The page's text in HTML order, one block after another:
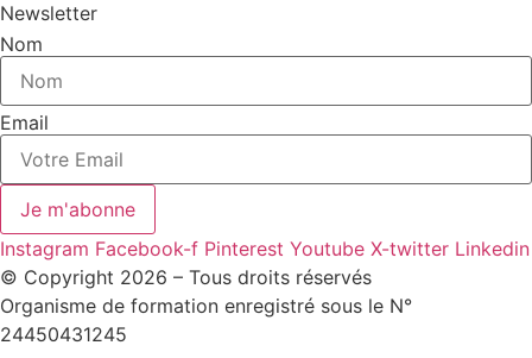
Newsletter
Nom
Email
Je m'abonne
Instagram Facebook-f Pinterest Youtube X-twitter Linkedin
© Copyright 2026 – Tous droits réservés
Organisme de formation enregistré sous le N°
24450431245